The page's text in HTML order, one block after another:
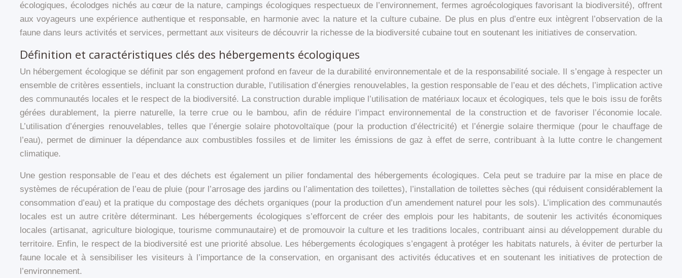
écologiques, écolodges nichés au cœur de la nature, campings écologiques respectueux de l’environnement, fermes agroécologiques favorisant la biodiversité), offrent
aux voyageurs une expérience authentique et responsable, en harmonie avec la nature et la culture cubaine. De plus en plus d’entre eux intègrent l’observation de la
faune dans leurs activités et services, permettant aux visiteurs de découvrir la richesse de la biodiversité cubaine tout en soutenant les initiatives de conservation.
Définition et caractéristiques clés des hébergements écologiques
Un hébergement écologique se définit par son engagement profond en faveur de la durabilité environnementale et de la responsabilité sociale. Il s’engage à respecter un
ensemble de critères essentiels, incluant la construction durable, l’utilisation d’énergies renouvelables, la gestion responsable de l’eau et des déchets, l’implication active
des communautés locales et le respect de la biodiversité. La construction durable implique l’utilisation de matériaux locaux et écologiques, tels que le bois issu de forêts
gérées durablement, la pierre naturelle, la terre crue ou le bambou, afin de réduire l’impact environnemental de la construction et de favoriser l’économie locale.
L’utilisation d’énergies renouvelables, telles que l’énergie solaire photovoltaïque (pour la production d’électricité) et l’énergie solaire thermique (pour le chauffage de
l’eau), permet de diminuer la dépendance aux combustibles fossiles et de limiter les émissions de gaz à effet de serre, contribuant à la lutte contre le changement
climatique.
Une gestion responsable de l’eau et des déchets est également un pilier fondamental des hébergements écologiques. Cela peut se traduire par la mise en place de
systèmes de récupération de l’eau de pluie (pour l’arrosage des jardins ou l’alimentation des toilettes), l’installation de toilettes sèches (qui réduisent considérablement la
consommation d’eau) et la pratique du compostage des déchets organiques (pour la production d’un amendement naturel pour les sols). L’implication des communautés
locales est un autre critère déterminant. Les hébergements écologiques s’efforcent de créer des emplois pour les habitants, de soutenir les activités économiques
locales (artisanat, agriculture biologique, tourisme communautaire) et de promouvoir la culture et les traditions locales, contribuant ainsi au développement durable du
territoire. Enfin, le respect de la biodiversité est une priorité absolue. Les hébergements écologiques s’engagent à protéger les habitats naturels, à éviter de perturber la
faune locale et à sensibiliser les visiteurs à l’importance de la conservation, en organisant des activités éducatives et en soutenant les initiatives de protection de
l’environnement.